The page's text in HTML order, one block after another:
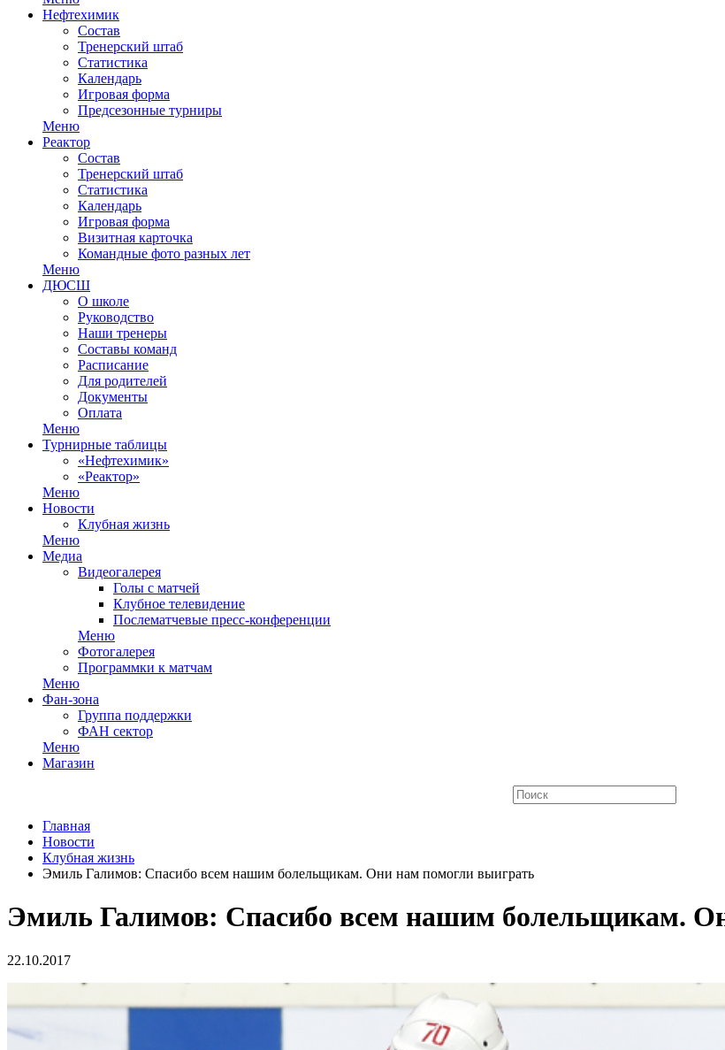
Нефтехимик
Состав
Тренерский штаб
Статистика
Календарь
Игровая форма
Предсезонные турниры
Меню
Реактор
Состав
Тренерский штаб
Статистика
Календарь
Игровая форма
Визитная карточка
Командные фото разных лет
Меню
ДЮСШ
О школе
Руководство
Наши тренеры
Составы команд
Расписание
Для родителей
Документы
Оплата
Меню
Турнирные таблицы
«Нефтехимик»
«Реактор»
Меню
Новости
Клубная жизнь
Меню
Медиа
Видеогалерея
Голы с матчей
Клубное телевидение
Послематчевые пресс-конференции
Меню
Фотогалерея
Программки к матчам
Меню
Фан-зона
Группа поддержки
ФАН сектор
Меню
Магазин
Главная
Новости
Клубная жизнь
Эмиль Галимов: Спасибо всем нашим болельщикам. Они нам помогли выиграть
Эмиль Галимов: Спасибо всем нашим болельщикам.
22.10.2017